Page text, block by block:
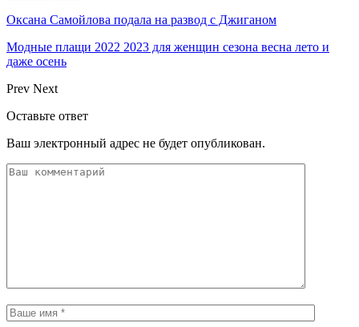
Оксана Самойлова подала на развод с Джиганом
Модные плащи 2022 2023 для женщин сезона весна лето и
даже осень
Prev Next
Оставьте ответ
Ваш электронный адрес не будет опубликован.